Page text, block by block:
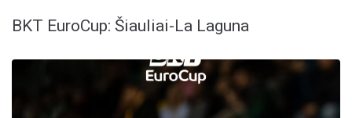
BKT EuroCup: Šiauliai-La Laguna